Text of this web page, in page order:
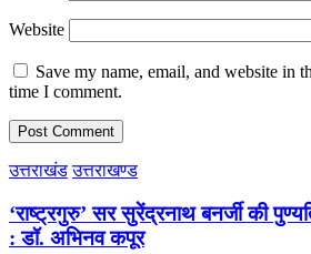
Website
Save my name, email, and website in
time I comment.
उत्तराखंड उत्तराखण्ड
‘राष्ट्रगुरु’ सर सुरेंद्रनाथ बनर्जी की
: डॉ. अभिनव कपूर